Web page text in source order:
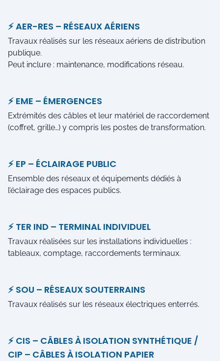
⚡ AER-RES – RÉSEAUX AÉRIENS
Travaux réalisés sur les réseaux aériens de distribution
publique.
Peut inclure : maintenance, modifications réseau.
⚡ EME – ÉMERGENCES
Extrémités des câbles et leur matériel de raccordement
(coffret, grille…) y compris les postes de transformation.
⚡ EP – ÉCLAIRAGE PUBLIC
Ensemble des réseaux et équipements dédiés à
l’éclairage des espaces publics.
⚡ TER IND – TERMINAL INDIVIDUEL
Travaux réalisées sur les installations individuelles :
tableaux, comptage, raccordements terminaux.
⚡ SOU – RÉSEAUX SOUTERRAINS
Travaux réalisés sur les réseaux électriques enterrés.
⚡ CIS – CÂBLES À ISOLATION SYNTHÉTIQUE /
CIP – CÂBLES À ISOLATION PAPIER